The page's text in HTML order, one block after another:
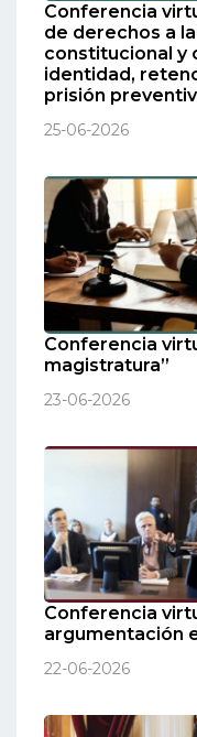
Conferencia
de derechos a
constitucional y
identidad,
prisión
25-06-2026
Conferencia
magistratura”
23-06-2026
Conferencia
argumentación
22-06-2026